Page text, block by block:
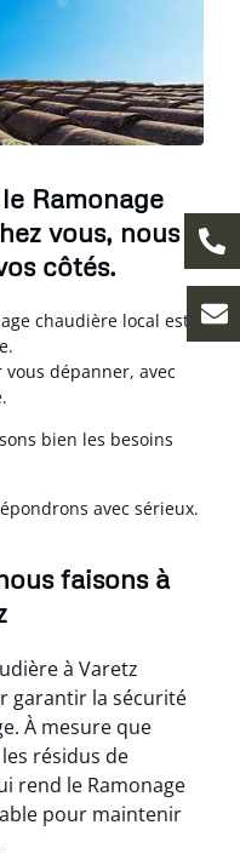
Ramonage
vous, nous
côtés.
chaudière local est
dépanner, avec
bien les besoins
avec sérieux.
faisons à
à Varetz
garantir la sécurité
À mesure que
résidus de
rend le Ramonage
pour maintenir